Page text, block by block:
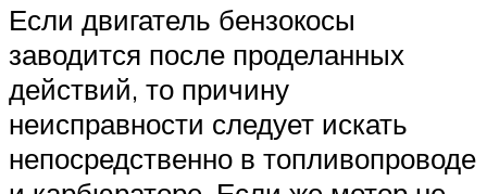
Если двигатель бензокосы
заводится после проделанных
действий, то причину
неисправности следует искать
непосредственно в топливопроводе